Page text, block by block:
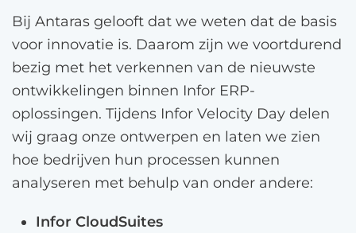
Bij Antaras gelooft dat we weten dat de basis
voor innovatie is. Daarom zijn we voortdurend
bezig met het verkennen van de nieuwste
ontwikkelingen binnen Infor ERP-
oplossingen. Tijdens Infor Velocity Day delen
wij graag onze ontwerpen en laten we zien
hoe bedrijven hun processen kunnen
analyseren met behulp van onder andere:
Infor CloudSuites